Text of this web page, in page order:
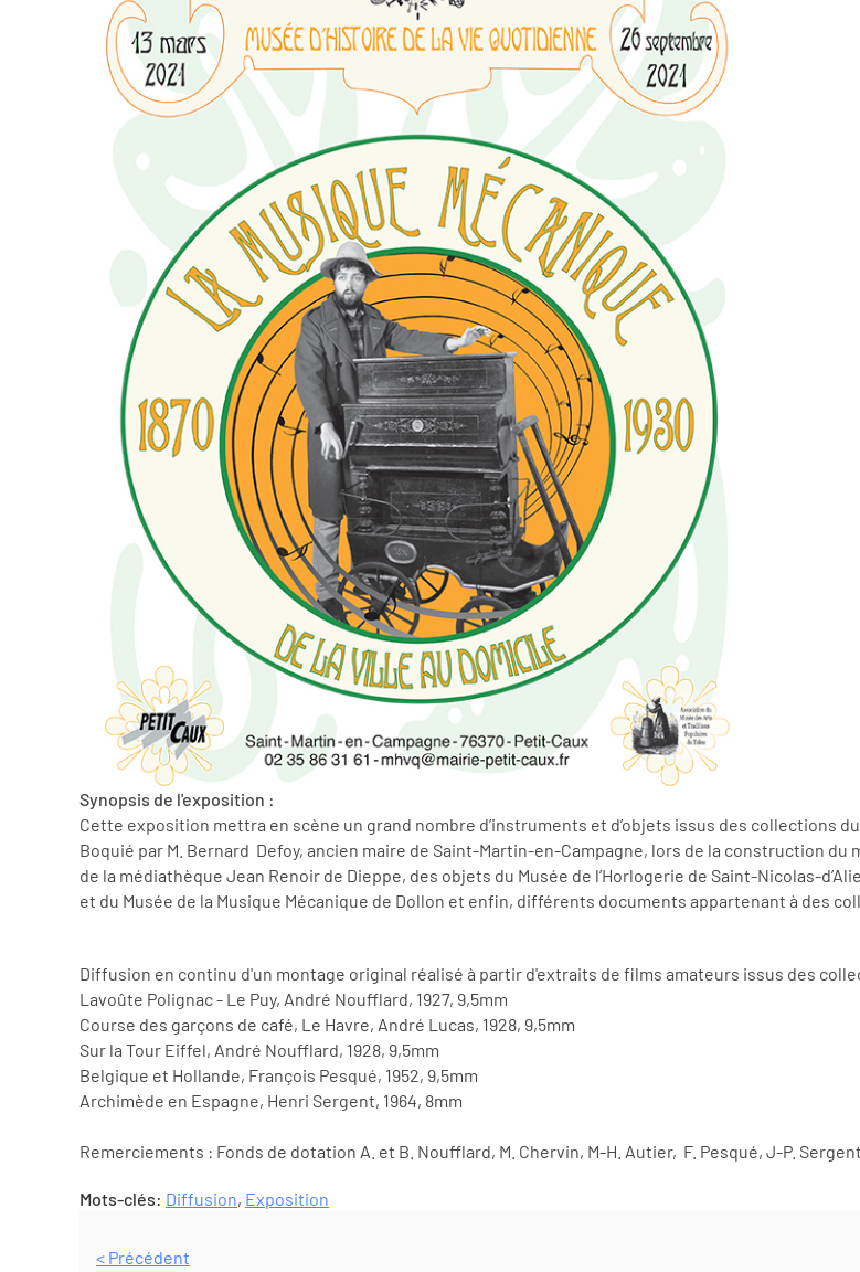
Synopsis de l'exposition :
Cette exposition mettra en scène un grand nombre d’instruments et d’objets issus des collections
Boquié par M. Bernard Defoy, ancien maire de Saint-Martin-en-Campagne, lors de la construction
de la médiathèque Jean Renoir de Dieppe, des objets du Musée de l’Horlogerie de Saint-Nicolas-
et du Musée de la Musique Mécanique de Dollon et enfin, différents documents appartenant à des
Diffusion en continu d'un montage original réalisé à partir d'extraits de films amateurs issus des
Lavoûte Polignac - Le Puy, André Noufflard, 1927, 9,5mm
Course des garçons de café, Le Havre, André Lucas, 1928, 9,5mm
Sur la Tour Eiffel, André Noufflard, 1928, 9,5mm
Belgique et Hollande, François Pesqué, 1952, 9,5mm
Archimède en Espagne, Henri Sergent, 1964, 8mm
Remerciements : Fonds de dotation A. et B. Noufflard, M. Chervin, M-H. Autier, F. Pesqué, J-P. Sergent.
Mots-clés: Diffusion, Exposition
< Précédent